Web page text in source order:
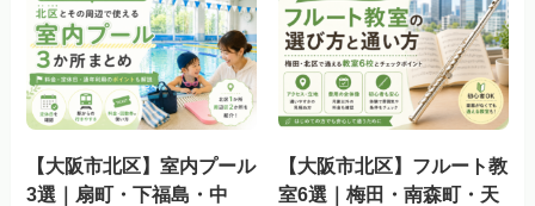
【大阪市北区】室内プール
3選｜扇町・下福島・中
【大阪市北区】フルート教
室6選｜梅田・南森町・天